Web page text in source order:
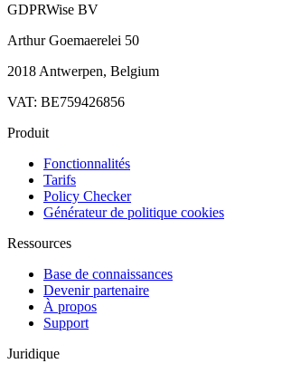
GDPRWise BV
Arthur Goemaerelei 50
2018 Antwerpen, Belgium
VAT: BE759426856
Produit
Fonctionnalités
Tarifs
Policy Checker
Générateur de politique cookies
Ressources
Base de connaissances
Devenir partenaire
À propos
Support
Juridique